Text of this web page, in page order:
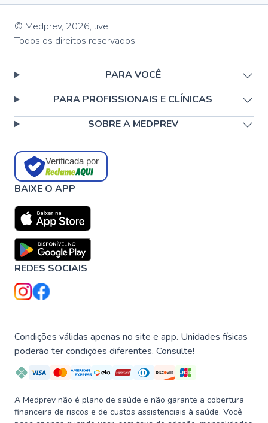
© Medprev, 2026, live
Todos os direitos reservados
PARA VOCÊ
PARA PROFISSIONAIS E CLÍNICAS
SOBRE A MEDPREV
Verificada por
BAIXE O APP
REDES SOCIAIS
Condições válidas apenas no site e app. Unidades físicas
poderão ter condições diferentes. Consulte!
A Medprev não é plano de saúde e não garante a cobertura
financeira de riscos e de custos assistenciais à saúde. Você